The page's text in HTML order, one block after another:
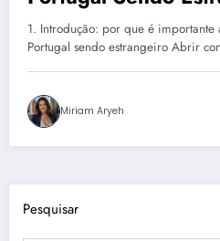
2025: Guia
Que Ninguém
1. Introdução: por que é
Portugal sendo estrangeiro Abrir
Miriam Aryeh
Pesquisar